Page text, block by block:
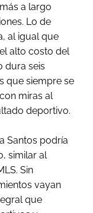
a largo
Lo de
al igual que
alto costo del
dura seis
que siempre se
miras al
deportivo.
Santos podría
similar al
Sin
vayan
que